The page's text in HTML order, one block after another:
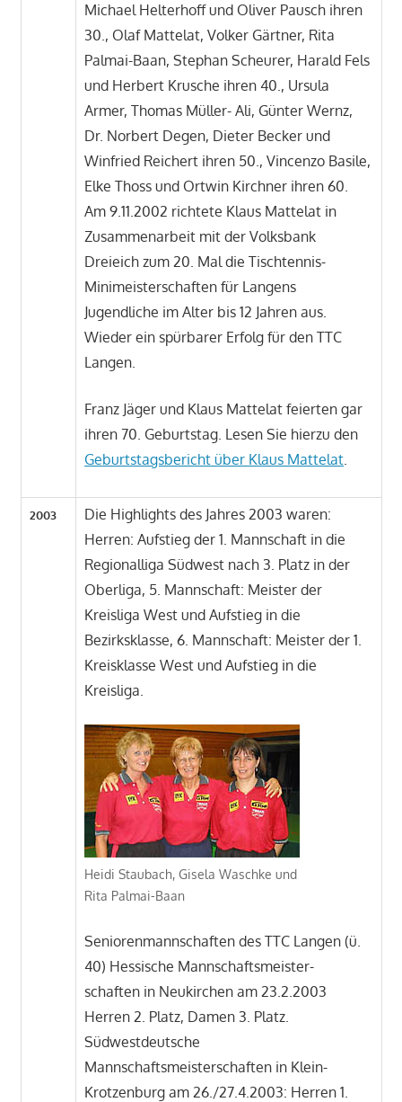
Michael Helterhoff und Oliver Pausch ihren
30., Olaf Mattelat, Volker Gärtner, Rita
Palmai-Baan, Stephan Scheurer, Harald Fels
und Herbert Krusche ihren 40., Ursula
Armer, Thomas Müller- Ali, Günter Wernz,
Dr. Norbert Degen, Dieter Becker und
Winfried Reichert ihren 50., Vincenzo Basile,
Elke Thoss und Ortwin Kirchner ihren 60.
Am 9.11.2002 richtete Klaus Mattelat in
Zusammenarbeit mit der Volksbank
Dreieich zum 20. Mal die Tischtennis-
Minimeisterschaften für Langens
Jugendliche im Alter bis 12 Jahren aus.
Wieder ein spürbarer Erfolg für den TTC
Langen.
Franz Jäger und Klaus Mattelat feierten gar
ihren 70. Geburtstag. Lesen Sie hierzu den
Geburtstagsbericht über Klaus Mattelat
2003
Die Highlights des Jahres 2003 waren:
Herren: Aufstieg der 1. Mannschaft in die
Regionalliga Südwest nach 3. Platz in der
Oberliga, 5. Mannschaft: Meister der
Kreisliga West und Aufstieg in die
Bezirksklasse, 6. Mannschaft: Meister der 1.
Kreisklasse West und Aufstieg in die
Kreisliga.
Heidi Staubach, Gisela Waschke und
Rita Palmai-Baan
Seniorenmannschaften des TTC Langen (ü.
40) Hessische Mannschaftsmeister-
schaften in Neukirchen am 23.2.2003
Herren 2. Platz, Damen 3. Platz.
Südwestdeutsche
Mannschaftsmeisterschaften in Klein-
Krotzenburg am 26./27.4.2003: Herren 1.